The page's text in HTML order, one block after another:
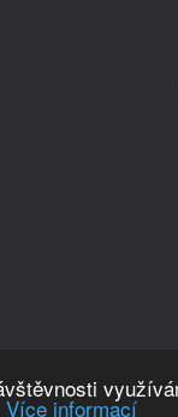
Více informací